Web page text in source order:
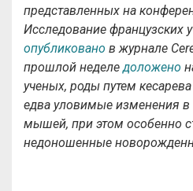
представленных на
Исследование французских
опубликовано в журнале
прошлой неделедоложено
ученых, роды путем
едва уловимые изменения в
мышей, при этом особенно
недоношенные